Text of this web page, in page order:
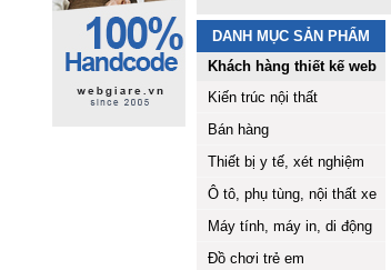
DANH MỤC SẢN PHẨM
Khách hàng thiết kế web
Kiến trúc nội thất
Bán hàng
Thiết bị y tế, xét nghiệm
Ô tô, phụ tùng, nội thất xe
Máy tính, máy in, di động
Đồ chơi trẻ em